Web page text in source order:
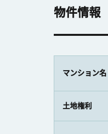
物件情報
マンション名
土地権利